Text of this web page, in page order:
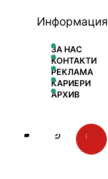
Информация
ЗА НАС
КОНТАКТИ
РЕКЛАМА
КАРИЕРИ
АРХИВ